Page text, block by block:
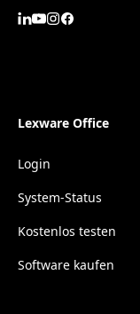
Lexware Office
Login
System-Status
Kostenlos testen
Software kaufen